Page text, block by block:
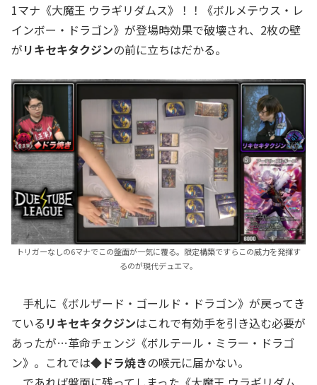
1マナ《大魔王 ウラギリダムス》！！《ボルメテウス・レ
インボー・ドラゴン》が登場時効果で破壊され、2枚の壁
がリキセキタクジンの前に立ちはだかる。
トリガーなしの6マナでこの盤面が一気に覆る。限定構築ですらこの威力を発揮す
るのが現代デュエマ。
手札に《ボルザード・ゴールド・ドラゴン》が戻ってき
ている リキセキタクジンはこれで有効手を引き込む必要が
あったが…革命チェンジ《ボルテール・ミラー・ドラゴ
ン》。これでは◆ドラ焼きの喉元に届かない。